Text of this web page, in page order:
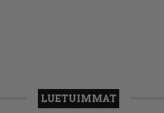
LUETUIMMAT